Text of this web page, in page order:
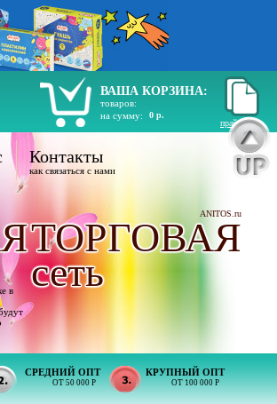
ВАША КОРЗИНА:
товаров:
на сумму:
0 р.
прайс лист
СРЕДНИЙ ОПТ
ОТ 50 000 Р
КРУПНЫЙ ОПТ
ОТ 100 000 Р
Контакты
как связаться с нами
ANITOS.ru
ТОРГОВАЯ
в
сеть